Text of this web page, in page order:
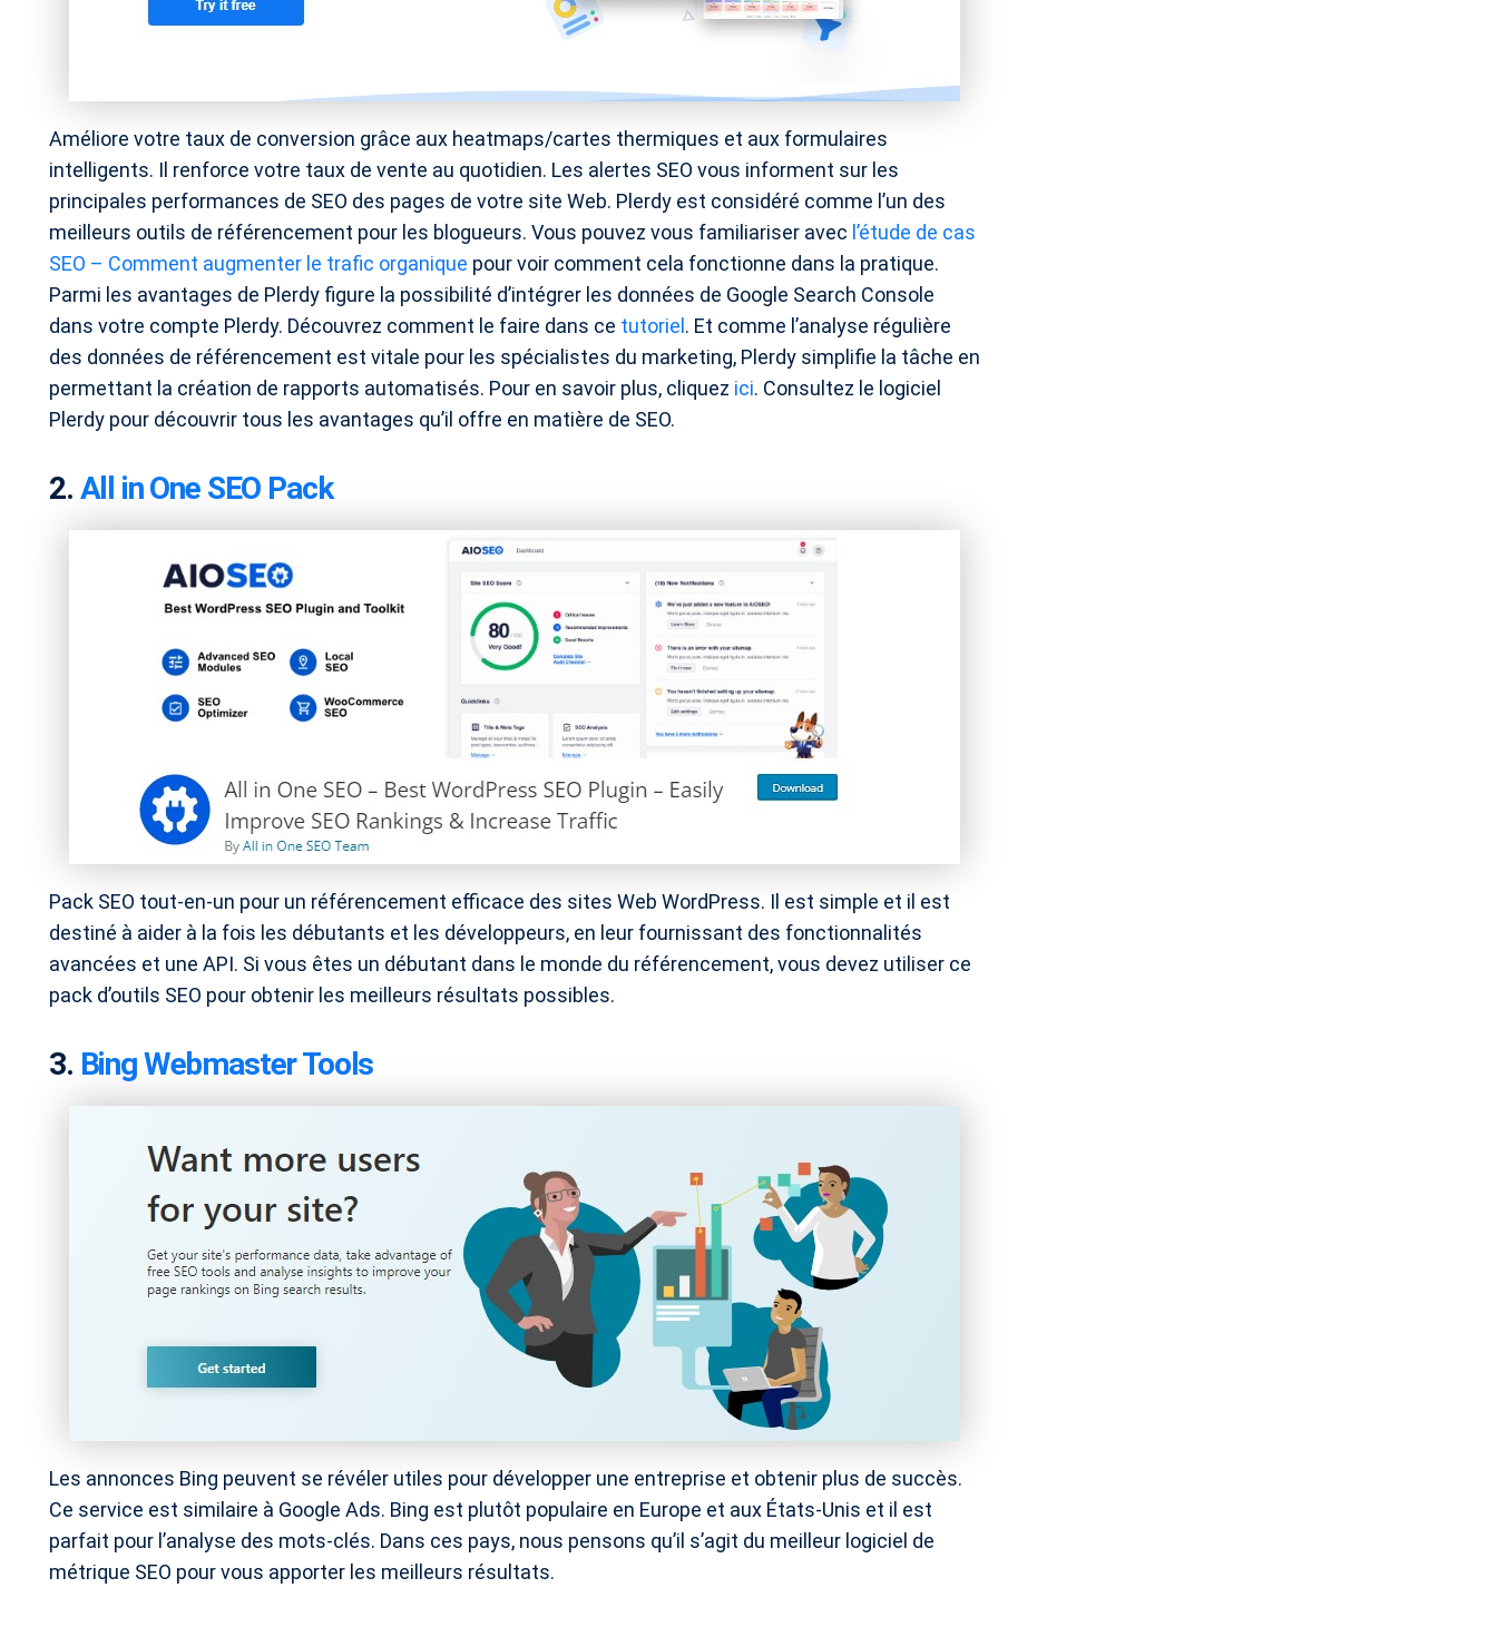
Améliore votre taux de conversion grâce aux heatmaps/cartes thermiques et aux formulaires
intelligents. Il renforce votre taux de vente au quotidien. Les alertes SEO vous informent sur les
principales performances de SEO des pages de votre site Web. Plerdy est considéré comme l’un des
meilleurs outils de référencement pour les blogueurs. Vous pouvez vous familiariser avec l’étude de cas
SEO – Comment augmenter le trafic organique pour voir comment cela fonctionne dans la pratique.
Parmi les avantages de Plerdy figure la possibilité d’intégrer les données de Google Search Console
dans votre compte Plerdy. Découvrez comment le faire dans ce tutoriel . Et comme l’analyse régulière
des données de référencement est vitale pour les spécialistes du marketing, Plerdy simplifie la tâche en
permettant la création de rapports automatisés. Pour en savoir plus, cliquez ici. Consultez le logiciel
Plerdy pour découvrir tous les avantages qu’il offre en matière de SEO.
2. All in One SEO Pack
Pack SEO tout-en-un pour un référencement efficace des sites Web WordPress. Il est simple et il est
destiné à aider à la fois les débutants et les développeurs, en leur fournissant des fonctionnalités
avancées et une API. Si vous êtes un débutant dans le monde du référencement, vous devez utiliser ce
pack d’outils SEO pour obtenir les meilleurs résultats possibles.
3. Bing Webmaster Tools
Les annonces Bing peuvent se révéler utiles pour développer une entreprise et obtenir plus de succès.
Ce service est similaire à Google Ads. Bing est plutôt populaire en Europe et aux États-Unis et il est
parfait pour l’analyse des mots-clés. Dans ces pays, nous pensons qu’il s’agit du meilleur logiciel de
métrique SEO pour vous apporter les meilleurs résultats.